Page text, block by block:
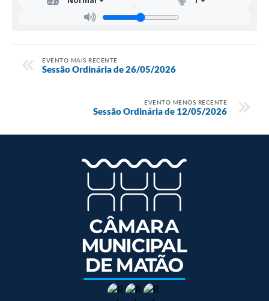
EVENTO MAIS RECENTE
Sessão Ordinária de 26/05/2026
EVENTO MENOS RECENTE
Sessão Ordinária de 12/05/2026